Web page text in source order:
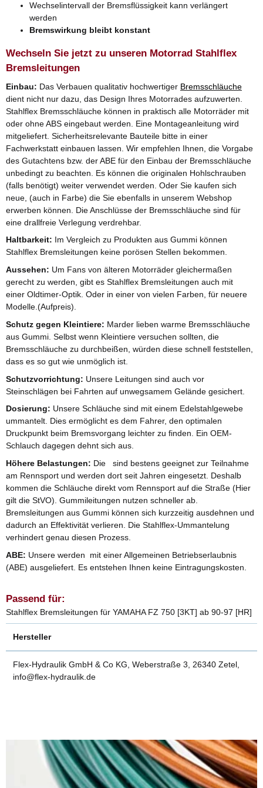
Wechselintervall der Bremsflüssigkeit kann verlängert
werden
Bremswirkung bleibt konstant
Wechseln Sie jetzt zu unseren Motorrad Stahlflex
Bremsleitungen
Einbau: Das Verbauen qualitativ hochwertiger Bremsschläuche
dient nicht nur dazu, das Design Ihres Motorrades aufzuwerten.
Stahlflex Bremsschläuche können in praktisch alle Motorräder mit
oder ohne ABS eingebaut werden. Eine Montageanleitung wird
mitgeliefert. Sicherheitsrelevante Bauteile bitte in einer
Fachwerkstatt einbauen lassen. Wir empfehlen Ihnen, die Vorgabe
des Gutachtens bzw. der ABE für den Einbau der Bremsschläuche
unbedingt zu beachten. Es können die originalen Hohlschrauben
(falls benötigt) weiter verwendet werden. Oder Sie kaufen sich
neue, (auch in Farbe) die Sie ebenfalls in unserem Webshop
erwerben können. Die Anschlüsse der Bremsschläuche sind für
eine drallfreie Verlegung verdrehbar.
Haltbarkeit: Im Vergleich zu Produkten aus Gummi können
Stahlflex Bremsleitungen keine porösen Stellen bekommen.
Aussehen: Um Fans von älteren Motorräder gleichermaßen
gerecht zu werden, gibt es Stahlflex Bremsleitungen auch mit
einer Oldtimer-Optik. Oder in einer von vielen Farben, für neuere
Modelle.(Aufpreis).
Schutz gegen Kleintiere: Marder lieben warme Bremsschläuche
aus Gummi. Selbst wenn Kleintiere versuchen sollten, die
Bremsschläuche zu durchbeißen, würden diese schnell feststellen,
dass es so gut wie unmöglich ist.
Schutzvorrichtung: Unsere Leitungen sind auch vor
Steinschlägen bei Fahrten auf unwegsamem Gelände gesichert.
Dosierung: Unsere Schläuche sind mit einem Edelstahlgewebe
ummantelt. Dies ermöglicht es dem Fahrer, den optimalen
Druckpunkt beim Bremsvorgang leichter zu finden. Ein OEM-
Schlauch dagegen dehnt sich aus.
Höhere Belastungen: Die sind bestens geeignet zur Teilnahme
am Rennsport und werden dort seit Jahren eingesetzt. Deshalb
kommen die Schläuche direkt vom Rennsport auf die Straße (Hier
gilt die StVO). Gummileitungen nutzen schneller ab.
Bremsleitungen aus Gummi können sich kurzzeitig ausdehnen und
dadurch an Effektivität verlieren. Die Stahlflex-Ummantelung
verhindert genau diesen Prozess.
ABE: Unsere werden mit einer Allgemeinen Betriebserlaubnis
(ABE) ausgeliefert. Es entstehen Ihnen keine Eintragungskosten.
Passend für:
Stahlflex Bremsleitungen für YAMAHA FZ 750 [3KT] ab 90-97 [HR]
Hersteller
Flex-Hydraulik GmbH & Co KG, Weberstraße 3, 26340 Zetel,
info@flex-hydraulik.de